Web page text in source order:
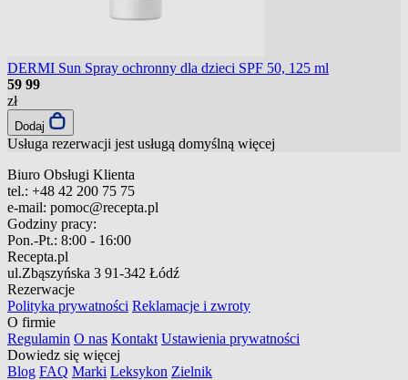
DERMI Sun Spray ochronny dla dzieci SPF 50, 125 ml
59 99
zł
Dodaj
Usługa rezerwacji jest usługą domyślną więcej
Biuro Obsługi Klienta
tel.: +48 42 200 75 75
e-mail: pomoc@recepta.pl
Godziny pracy:
Pon.-Pt.: 8:00 - 16:00
Recepta.pl
ul.Zbąszyńska 3 91-342 Łódź
Rezerwacje
Polityka prywatności Reklamacje i zwroty
O firmie
Regulamin O nas Kontakt Ustawienia prywatności
Dowiedz się więcej
Blog FAQ Marki Leksykon Zielnik